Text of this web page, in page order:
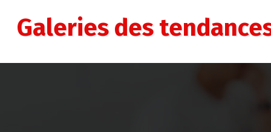
contenuGaleries des